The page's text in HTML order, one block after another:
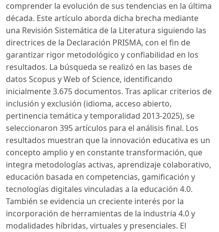
comprender la evolución de sus tendencias en la última
década. Este artículo aborda dicha brecha mediante
una Revisión Sistemática de la Literatura siguiendo las
directrices de la Declaración PRISMA, con el fin de
garantizar rigor metodológico y confiabilidad en los
resultados. La búsqueda se realizó en las bases de
datos Scopus y Web of Science, identificando
inicialmente 3.675 documentos. Tras aplicar criterios de
inclusión y exclusión (idioma, acceso abierto,
pertinencia temática y temporalidad 2013-2025), se
seleccionaron 395 artículos para el análisis final. Los
resultados muestran que la innovación educativa es un
concepto amplio y en constante transformación, que
integra metodologías activas, aprendizaje colaborativo,
educación basada en competencias, gamificación y
tecnologías digitales vinculadas a la educación 4.0.
También se evidencia un creciente interés por la
incorporación de herramientas de la industria 4.0 y
modalidades híbridas, virtuales y presenciales. El